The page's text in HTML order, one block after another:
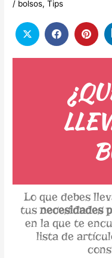
/ bolsos,Tips
Lo que debes
tusnecesidades
en la que te
lista de